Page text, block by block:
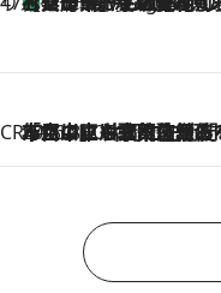
CREA'S CHOICE
2026.8.7
「立川にも歌舞伎があるんだよ」 片岡仁左衛門・市川中車ら豪華座組みで4年目の立川立飛